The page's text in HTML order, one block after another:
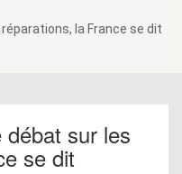
réparations, la France se dit
sur les
se dit